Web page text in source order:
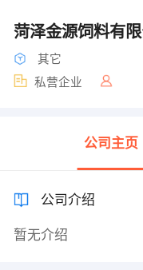
菏泽金源饲料有限
其它
私营企业
公司主页
公司介绍
暂无介绍